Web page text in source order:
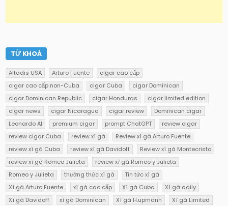
TỪ KHOÁ
Altadis USA Arturo Fuente
cigar cao cấp
cigar cao cấp non-Cuba
cigar Cuba
cigar Dominican
cigar Dominican Republic
cigar Honduras
cigar limited edition
cigar news
cigar Nicaragua cigar review
Dominican cigar
Leonardo AI
premium cigar prompt ChatGPT
review cigar
review cigar Cuba
review xì gà
Review xì gà Arturo Fuente
review xì gà Cuba
review xì gà Davidoff
Review xì gà Montecristo
review xì gà Romeo Julieta
review xì gà Romeo y Julieta
Romeo y Julieta
thưởng thức xì gà
Tin tức xì gà
Xì gà Arturo Fuente
xì gà cao cấp Xì gà Cuba
Xì gà daily
Xì gà Davidoff
xì gà Dominican Xì gà H.upmann
Xì gà Limited